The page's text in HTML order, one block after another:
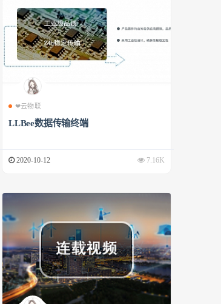
❤云物联
LLBee数据传输终端
2020-10-12 7.16K